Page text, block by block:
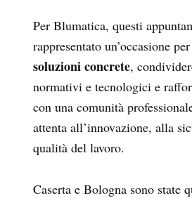
Per Blumatica, questi
rappresentato un’occasione
soluzioni concrete,
normativi e tecnologici e
con una comunità
attenta all’innovazione, alla
qualità del lavoro.
Caserta e Bologna sono state